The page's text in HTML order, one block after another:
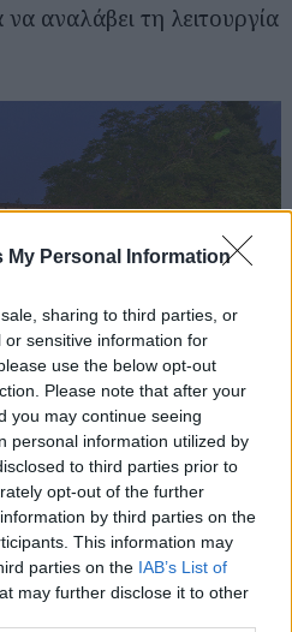
My Personal Information
sharing to third parties, or
sensitive information for
use the below opt-out
Please note that after your
you may continue seeing
personal information utilized by
to third parties prior to
opt-out of the further
by third parties on the
This information may
parties on the IAB’s List of
may further disclose it to other
αναλάβει τη λειτουργία
μόλις 12 λεπτά από
διαθέτει μεγάλο δωρεάν
μπροστά από τον